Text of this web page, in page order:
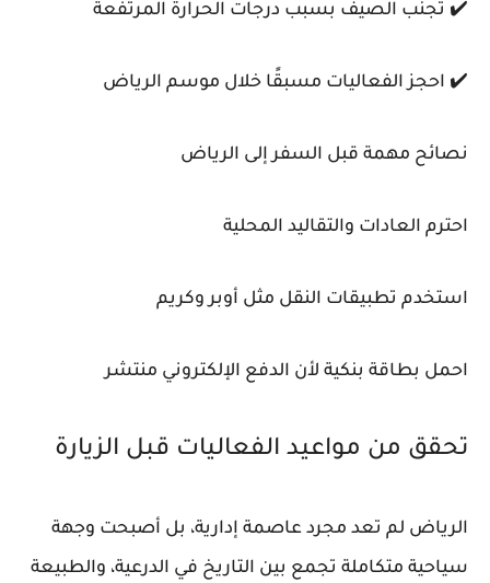
✔️ تجنب الصيف بسبب درجات الحرارة المرتفعة
✔️ احجز الفعاليات مسبقًا خلال موسم الرياض
نصائح مهمة قبل السفر إلى الرياض
احترم العادات والتقاليد المحلية
استخدم تطبيقات النقل مثل أوبر وكريم
احمل بطاقة بنكية لأن الدفع الإلكتروني منتشر
تحقق من مواعيد الفعاليات قبل الزيارة
الرياض لم تعد مجرد عاصمة إدارية، بل أصبحت وجهة
سياحية متكاملة تجمع بين التاريخ في الدرعية، والطبيعة